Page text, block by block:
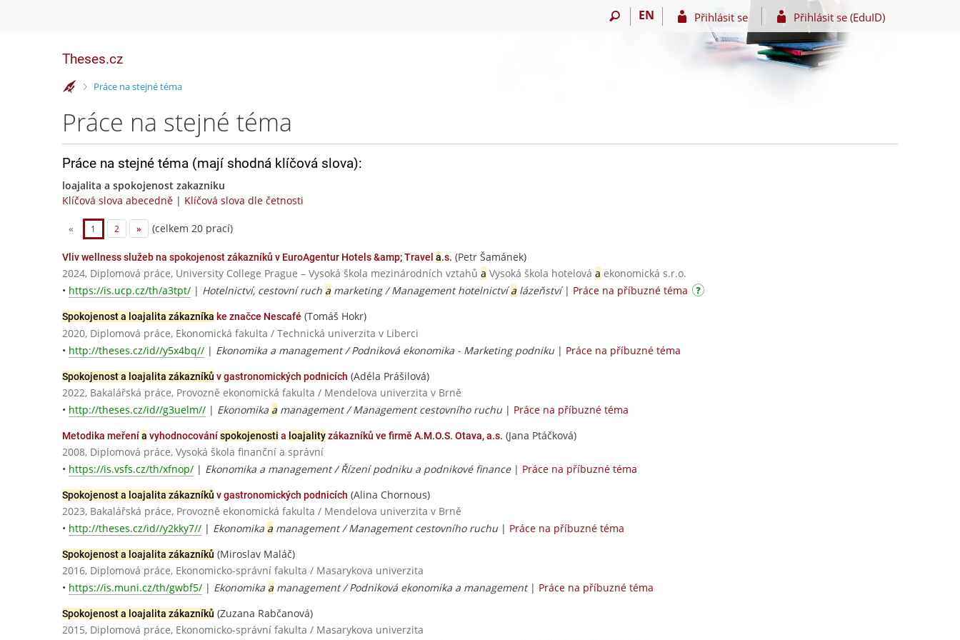
EN Přihlásit se Přihlásit se (EduID)
Theses.cz
>Práce na stejné téma
Práce na stejné téma
Práce na stejné téma (mají shodná klíčová slova):
loajalita a spokojenost zakazniku
Klíčová slova abecedně | Klíčová slova dle četnosti
« 1 2 » (celkem 20 prací)
Vliv wellness služeb na spokojenost zákazníků v EuroAgentur Hotels &amp; Travel a.s. (Petr Šamánek)
2024, Diplomová práce, University College Prague – Vysoká škola mezinárodních vztahů a Vysoká škola hotelová a ekonomická s.r.o.
• https://is.ucp.cz/th/a3tpt/ | Hotelnictví, cestovní ruch a marketing / Management hotelnictvía lázeňství| Práce na příbuzné téma
Spokojenost a loajalita zákazníka ke značce Nescafé (Tomáš Hokr)
2020, Diplomová práce, Ekonomická fakulta / Technická univerzita v Liberci
• http://theses.cz/id//y5x4bq// | Ekonomika a management / Podniková ekonomika - Marketing podniku | Práce na příbuzné téma
Spokojenost a loajalita zákazníků v gastronomických podnicích (Adéla Prášilová)
2022, Bakalářská práce, Provozně ekonomická fakulta / Mendelova univerzita v Brně
• http://theses.cz/id//g3uelm// | Ekonomika a management / Management cestovního ruchu | Práce na příbuzné téma
Metodika meřenía vyhodnocováníspokojenosti a loajalityzákazníků ve firmě A.M.O.S. Otava, a.s. (Jana Ptáčková)
2008, Diplomová práce, Vysoká škola finanční a správní
• https://is.vsfs.cz/th/xfnop/ | Ekonomika a management / Řízení podniku a podnikové finance| Práce na příbuzné téma
Spokojenost a loajalita zákazníků v gastronomických podnicích (Alina Chornous)
2023, Bakalářská práce, Provozně ekonomická fakulta / Mendelova univerzita v Brně
• http://theses.cz/id//y2kky7// | Ekonomika a management / Management cestovního ruchu | Práce na příbuzné téma
Spokojenost a loajalita zákazníků (Miroslav Maláč)
2016, Diplomová práce, Ekonomicko-správní fakulta / Masarykova univerzita
• https://is.muni.cz/th/gwbf5/ | Ekonomika a management / Podniková ekonomika a management| Práce na příbuzné téma
Spokojenost a loajalita zákazníků (Zuzana Rabčanová)
2015, Diplomová práce, Ekonomicko-správní fakulta / Masarykova univerzita